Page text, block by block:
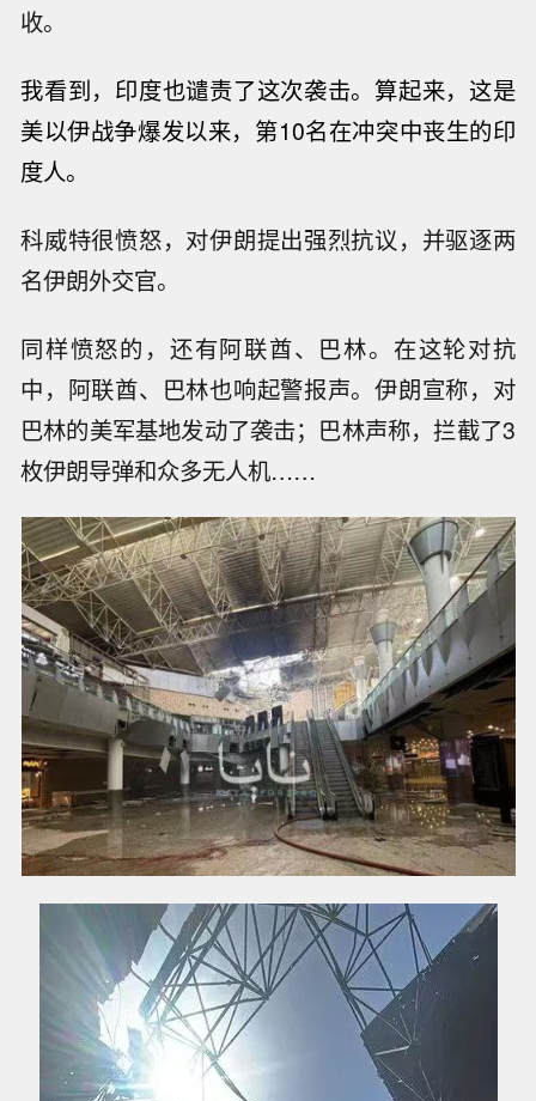
收。
我看到，印度也谴责了这次袭击。算起来，这是
美以伊战争爆发以来， 第10名在冲突中丧生的印
度人。
科威特很愤怒，对伊朗提出强烈抗议，并驱逐两
名伊朗外交官。
同样愤怒的，还有阿联酋、巴林。在这轮对抗
中，阿联酋、巴林也响起警报声。伊朗宣称，对
巴林的美军基地发动了袭击；巴林声称，拦截了3
枚伊朗导弹和众多无人机……